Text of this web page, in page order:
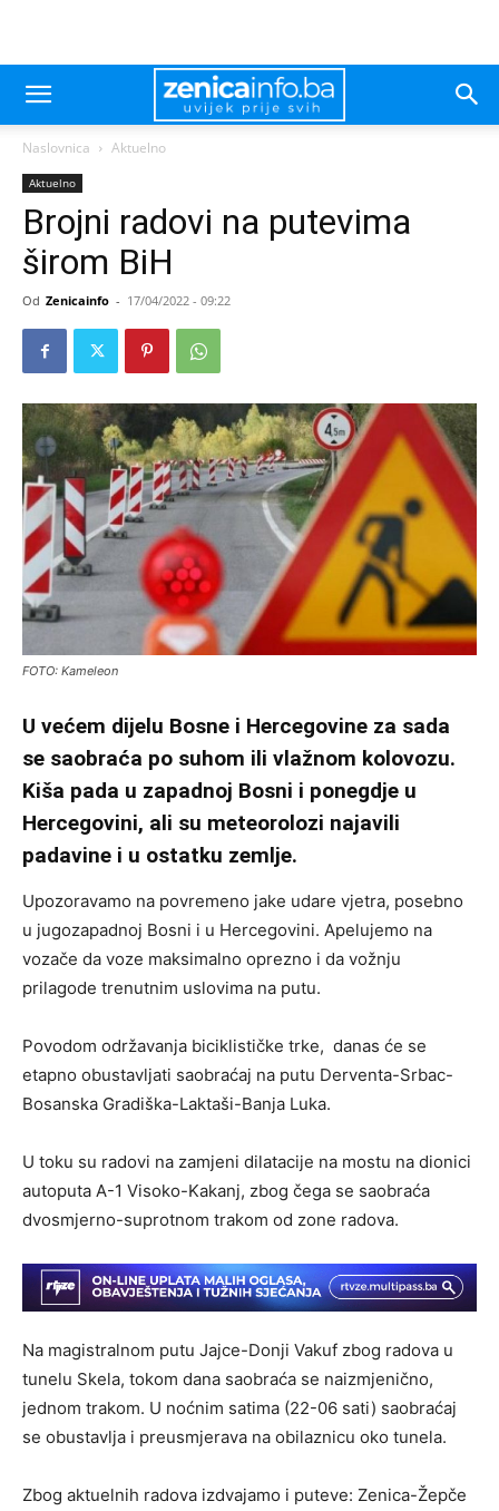
Naslovnica Aktuelno
Aktuelno
Brojni radovi na putevima
širom BiH
Od Zenicainfo - 17/04/2022 - 09:22
FOTO: Kameleon
U većem dijelu Bosne i Hercegovine za sada
se saobraća po suhom ili vlažnom kolovozu.
Kiša pada u zapadnoj Bosni i ponegdje u
Hercegovini, ali su meteorolozi najavili
padavine i u ostatku zemlje.
Upozoravamo na povremeno jake udare vjetra, posebno
u jugozapadnoj Bosni i u Hercegovini. Apelujemo na
vozače da voze maksimalno oprezno i da vožnju
prilagode trenutnim uslovima na putu.
Povodom održavanja biciklističke trke, danas će se
etapno obustavljati saobraćaj na putu Derventa-Srbac-
Bosanska Gradiška-Laktaši-Banja Luka.
U toku su radovi na zamjeni dilatacije na mostu na dionici
autoputa A-1 Visoko-Kakanj, zbog čega se saobraća
dvosmjerno-suprotnom trakom od zone radova.
Na magistralnom putu Jajce-Donji Vakuf zbog radova u
tunelu Skela, tokom dana saobraća se naizmjenično,
jednom trakom. U noćnim satima (22-06 sati) saobraćaj
se obustavlja i preusmjerava na obilaznicu oko tunela.
Zbog aktuelnih radova izdvajamo i puteve: Zenica-Žepče